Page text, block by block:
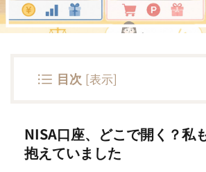
目次 [表示]
NISA口座、どこで開く？私
抱えていました